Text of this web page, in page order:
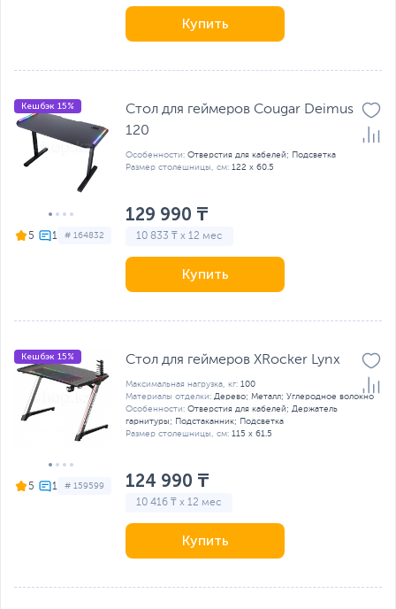
Купить
5 # 164832
Кешбэк 15%
Стол для геймеров Cougar Deimus
120
Особенности: Отверстия для кабелей; Подсветка
Размер столешницы, см: 122 x 60.5
129 990 ₸
10 833 ₸ x 12 мес
Купить
5 # 159599
Кешбэк 15% Стол для геймеров XRocker Lynx
Максимальная нагрузка, кг: 100
Материалы отделки: Дерево; Металл; Углеродное волокно
Особенности: Отверстия для кабелей; Держатель
гарнитуры; Подстаканник; Подсветка
Размер столешницы, см: 115 х 61.5
124 990 ₸
10 416 ₸ x 12 мес
Купить